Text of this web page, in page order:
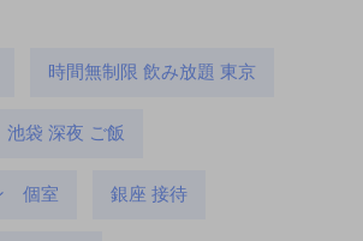
時間無制限 飲み放題 東京
池袋 深夜 ご飯
個室 銀座 接待